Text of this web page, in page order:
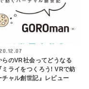
らのVR社会ってどうなる
ミライをつくろう! VRで紡
チャル創世記』レビュー